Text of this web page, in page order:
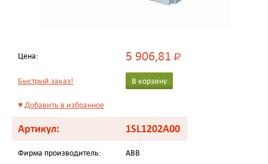
Цена: 5 906,81Р
Быстрый заказ! В корзину
♥Добавить в избранное
Артикул: 1SL1202A00
Фирма производитель: ABB